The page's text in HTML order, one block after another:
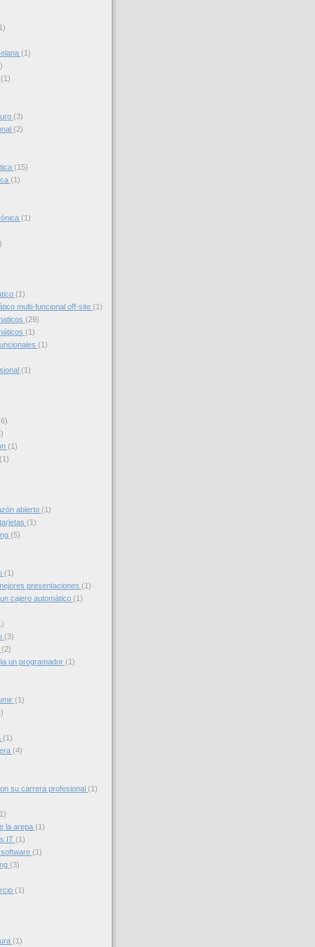
(1)
(1)
(3)
(2)
(15)
(1)
(1)
(1)
multi-funcional off-site (1)
(29)
(1)
(1)
(1)
(1)
(1)
abierto (1)
(1)
(5)
(1)
presentaciones (1)
cajero automático (1)
(3)
(2)
un programador (1)
(1)
(1)
(4)
su carrera profesional (1)
la arepa (1)
IT (1)
(1)
(3)
(1)
(1)